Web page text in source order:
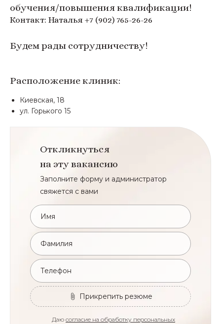
обучения/повышения квалификации!
Контакт: Наталья +7 (902) 765-26-26
Будем рады сотрудничеству!
Расположение клиник:
Киевская, 18
ул. Горького 15
Откликнуться
на эту вакансию
Заполните форму и администратор
свяжется с вами
Имя
Фамилия
Телефон
Прикрепить резюме
Даю согласие на обработку персональных